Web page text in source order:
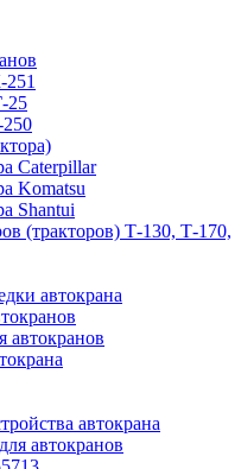
25
Caterpillar
Komatsu
Shantui
(тракторов) Т-130, Т-170,
автокрана
автокранов
автокрана
автокранов